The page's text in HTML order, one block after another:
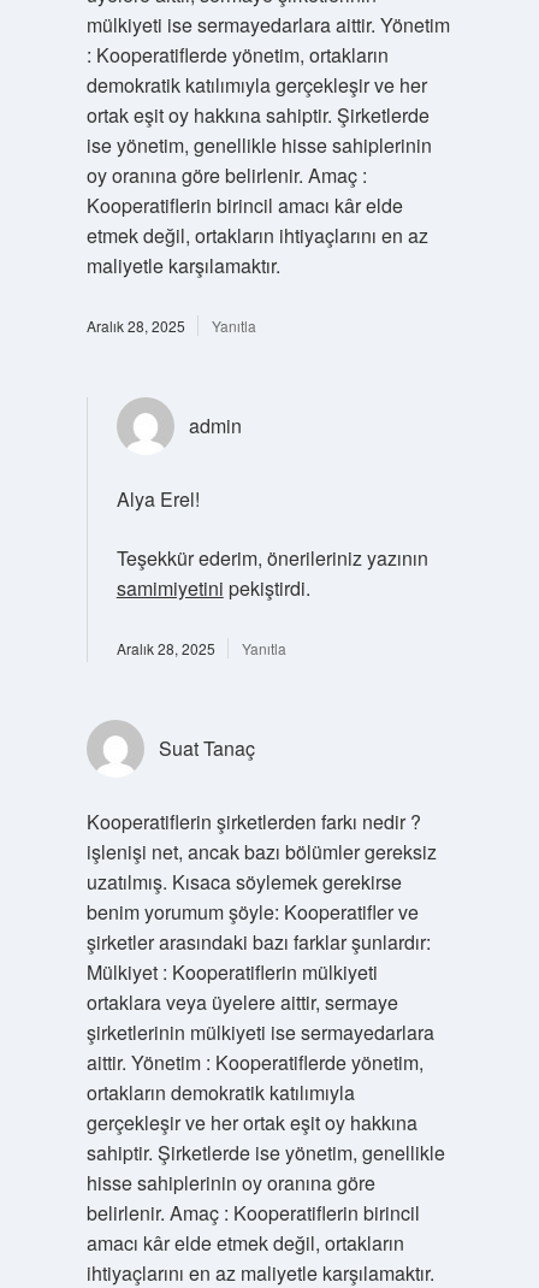
mülkiyeti ise sermayedarlara aittir. Yönetim
: Kooperatiflerde yönetim, ortakların
demokratik katılımıyla gerçekleşir ve her
ortak eşit oy hakkına sahiptir. Şirketlerde
ise yönetim, genellikle hisse sahiplerinin
oy oranına göre belirlenir. Amaç :
Kooperatiflerin birincil amacı kâr elde
etmek değil, ortakların ihtiyaçlarını en az
maliyetle karşılamaktır.
Aralık 28, 2025 Yanıtla
admin
Alya Erel!
Teşekkür ederim, önerileriniz yazının
samimiyetini pekiştirdi.
Aralık 28, 2025 Yanıtla
Suat Tanaç
Kooperatiflerin şirketlerden farkı nedir ?
işlenişi net, ancak bazı bölümler gereksiz
uzatılmış. Kısaca söylemek gerekirse
benim yorumum şöyle: Kooperatifler ve
şirketler arasındaki bazı farklar şunlardır:
Mülkiyet : Kooperatiflerin mülkiyeti
ortaklara veya üyelere aittir, sermaye
şirketlerinin mülkiyeti ise sermayedarlara
aittir. Yönetim : Kooperatiflerde yönetim,
ortakların demokratik katılımıyla
gerçekleşir ve her ortak eşit oy hakkına
sahiptir. Şirketlerde ise yönetim, genellikle
hisse sahiplerinin oy oranına göre
belirlenir. Amaç : Kooperatiflerin birincil
amacı kâr elde etmek değil, ortakların
ihtiyaçlarını en az maliyetle karşılamaktır.